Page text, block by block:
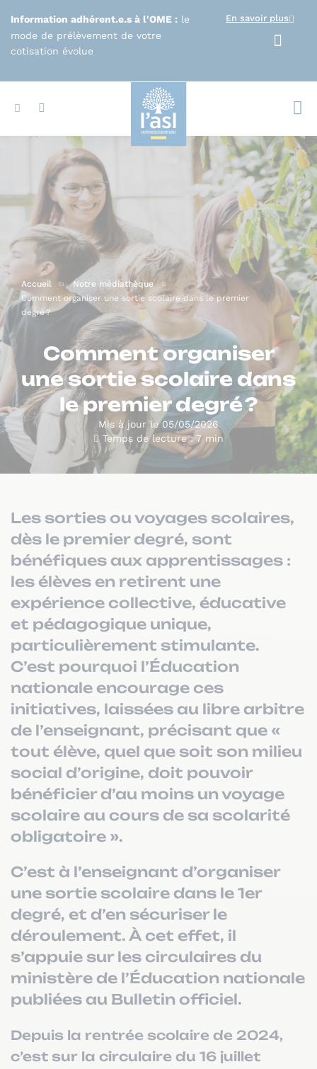
Information adhérent.e.s à l'OME : le
mode de prélèvement de votre
cotisation évolue
En savoir plus
Accueil
Notre médiathèque
Comment organiser une sortie scolaire dans le premier
degré ?
Comment organiser
une sortie scolaire dans
le premier degré ?
Mis à jour le 05/05/2026
Temps de lecture : 7 min
Les sorties ou voyages scolaires,
dès le premier degré, sont
bénéfiques aux apprentissages :
les élèves en retirent une
expérience collective, éducative
et pédagogique unique,
particulièrement stimulante.
C’est pourquoi l’Éducation
nationale encourage ces
initiatives, laissées au libre arbitre
de l’enseignant, précisant que «
tout élève, quel que soit son milieu
social d’origine, doit pouvoir
bénéficier d’au moins un voyage
scolaire au cours de sa scolarité
obligatoire ».
C’est à l’enseignant d’organiser
une sortie scolaire dans le 1er
degré, et d’en sécuriser le
déroulement. À cet effet, il
s’appuie sur les circulaires du
ministère de l’Éducation nationale
publiées au Bulletin officiel.
Depuis la rentrée scolaire de 2024,
c’est sur la circulaire du 16 juillet